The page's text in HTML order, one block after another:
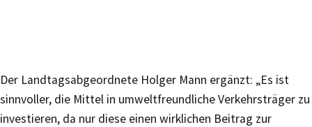
Der Landtagsabgeordnete Holger Mann ergänzt: „Es ist
sinnvoller, die Mittel in umweltfreundliche Verkehrsträger zu
investieren, da nur diese einen wirklichen Beitrag zur